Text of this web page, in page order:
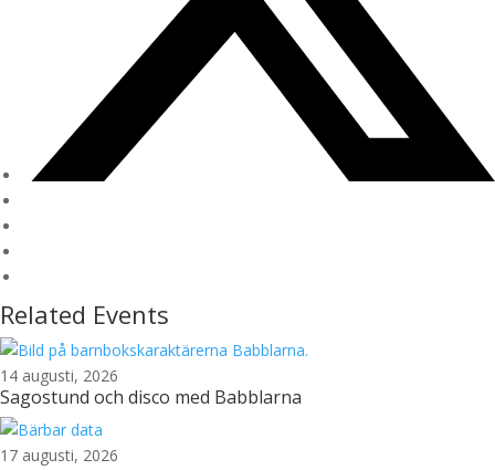
Related Events
14 augusti, 2026
Sagostund och disco med Babblarna
17 augusti, 2026